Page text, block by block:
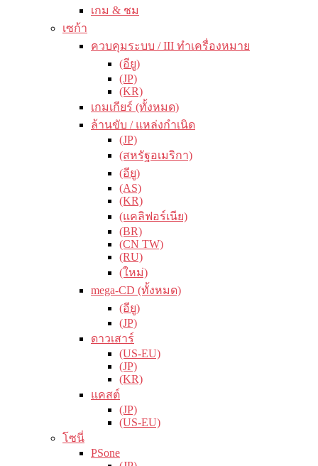
เกม & ชม
เซก้า
ควบคุมระบบ / III ทำเครื่องหมาย
(อียู)
(JP)
(KR)
เกมเกียร์ (ทั้งหมด)
ล้านขับ / แหล่งกำเนิด
(JP)
(สหรัฐอเมริกา)
(อียู)
(AS)
(KR)
(แคลิฟอร์เนีย)
(BR)
(CN TW)
(RU)
(ใหม่)
mega-CD (ทั้งหมด)
(อียู)
(JP)
ดาวเสาร์
(US-EU)
(JP)
(KR)
แคสต์
(JP)
(US-EU)
โซนี่
PSone